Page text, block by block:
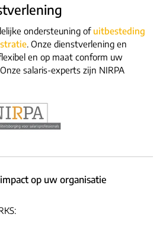
ondersteuning of uitbesteding
. Onze dienstverlening en
en op maat conform uw
salaris-experts zijn NIRPA
op uw organisatie